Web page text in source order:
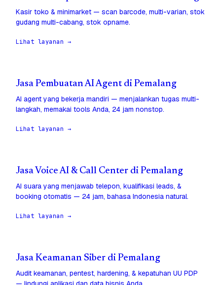
Kasir toko & minimarket — scan barcode, multi-varian, stok
gudang multi-cabang, stok opname.
Lihat layanan →
Jasa Pembuatan AI Agent di Pemalang
AI agent yang bekerja mandiri — menjalankan tugas multi-
langkah, memakai tools Anda, 24 jam nonstop.
Lihat layanan →
Jasa Voice AI & Call Center di Pemalang
AI suara yang menjawab telepon, kualifikasi leads, &
booking otomatis — 24 jam, bahasa Indonesia natural.
Lihat layanan →
Jasa Keamanan Siber di Pemalang
Audit keamanan, pentest, hardening, & kepatuhan UU PDP